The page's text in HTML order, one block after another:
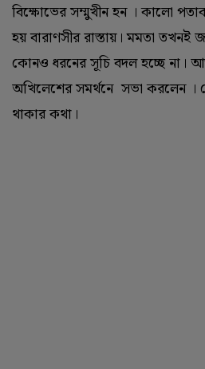
বিক্ষোভের সম্মুখীন হন । কালো
হয় বারাণসীর রাস্তায়। মমতা তখনই
কোনও ধরনের সূচি বদল হচ্ছে না।
অখিলেশের সমর্থনে সভা করলেন ।
থাকার কথা।